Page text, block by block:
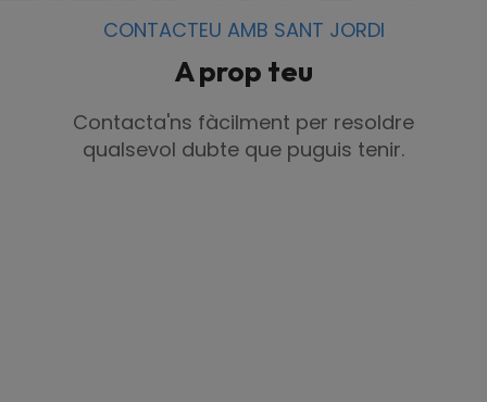
CONTACTEU AMB SANT JORDI
A prop teu
Contacta'ns fàcilment per resoldre
qualsevol dubte que puguis tenir.